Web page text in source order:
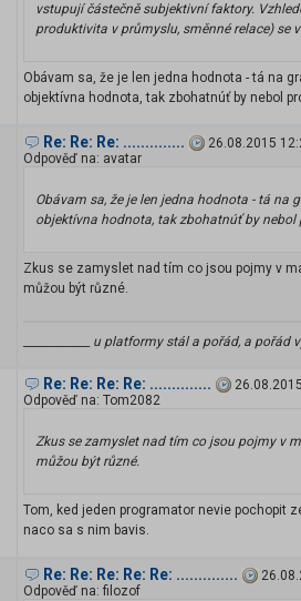
vstupují částečně subjektivní faktory.
produktivita v průmyslu, směnné relace)
Obávam sa, že je len jedna hodnota - tá na
objektívna hodnota, tak zbohatnúť by nebol
Re: Re: Re: ..............
26.08.2015
Odpověď na: avatar
Obávam sa, že je len jedna hodnota - tá na
objektívna hodnota, tak zbohatnúť by
Zkus se zamyslet nad tím co jsou pojmy v
můžou být různé.
____________ u platformy stál a pořád, a
Re: Re: Re: Re: ..............
Odpověď na: Tom2082
Zkus se zamyslet nad tím co jsou pojmy v
můžou být různé.
Tom, ked jeden programator nevie pochopit
naco sa s nim bavis.
Re: Re: Re: Re: Re: ..............
Odpověď na: filozof